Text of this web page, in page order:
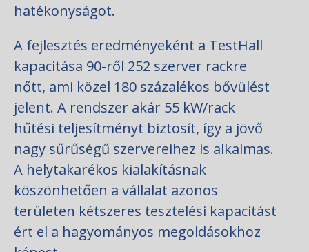
hatékonyságot.
A fejlesztés eredményeként a TestHall
kapacitása 90-ről 252 szerver rackre
nőtt, ami közel 180 százalékos bővülést
jelent. A rendszer akár 55 kW/rack
hűtési teljesítményt biztosít, így a jövő
nagy sűrűségű szervereihez is alkalmas.
A helytakarékos kialakításnak
köszönhetően a vállalat azonos
területen kétszeres tesztelési kapacitást
ért el a hagyományos megoldásokhoz